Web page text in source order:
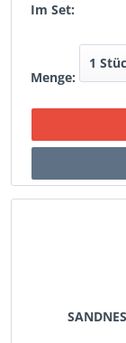
Im Set:
Menge: